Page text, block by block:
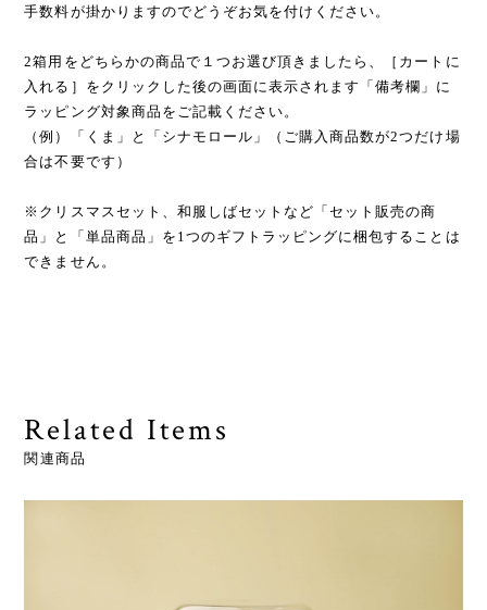
手数料が掛かりますのでどうぞお気を付けください。
2箱用をどちらかの商品で１つお選び頂きましたら、［カートに
入れる］をクリックした後の画面に表示されます「備考欄」に
ラッピング対象商品をご記載ください。
（例）「くま」と「シナモロール」（ご購入商品数が2つだけ場
合は不要です）
※クリスマスセット、和服しばセットなど「セット販売の商
品」と「単品商品」を1つのギフトラッピングに梱包することは
できません。
Related Items
関連商品